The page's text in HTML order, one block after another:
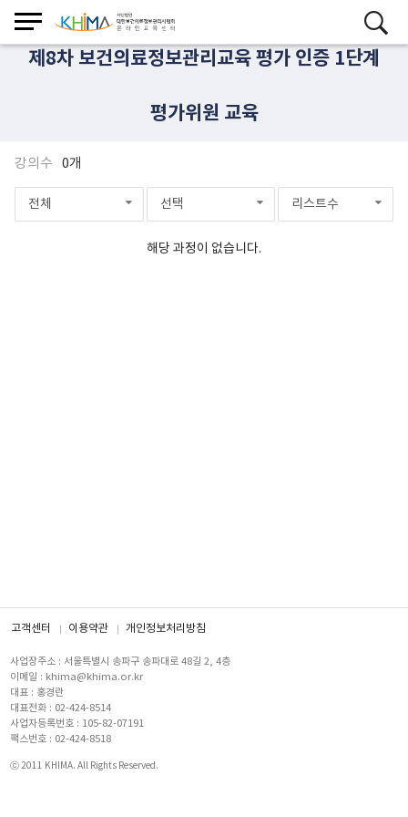
제8차 보건의료정보관리교육 평가 인증 1단계
평가위원 교육
강의수 0개
전체 선택 리스트수
해당 과정이 없습니다.
고객센터 이용약관 개인정보처리방침
사업장주소 : 서울특별시 송파구 송파대로 48길 2, 4층
이메일 : khima@khima.or.kr
대표 : 홍경란
대표전화 : 02-424-8514
사업자등록번호 : 105-82-07191
팩스번호 : 02-424-8518
ⓒ 2011 KHIMA. All Rights Reserved.